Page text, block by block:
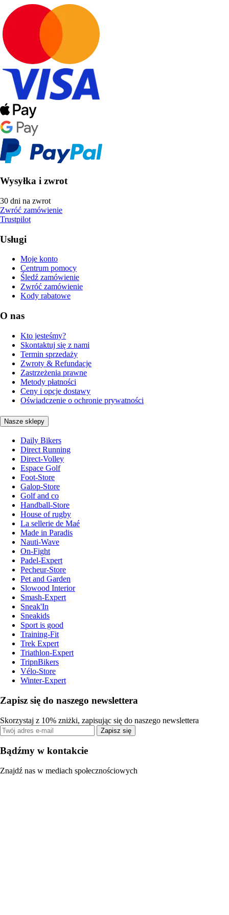
Wysyłka i zwrot
30 dni na zwrot
Zwróć zamówienie
Trustpilot
Usługi
Moje konto
Centrum pomocy
Śledź zamówienie
Zwróć zamówienie
Kody rabatowe
O nas
Kto jesteśmy?
Skontaktuj się z nami
Termin sprzedaży
Zwroty & Refundacje
Zastrzeżenia prawne
Metody płatności
Ceny i opcje dostawy
Oświadczenie o ochronie prywatności
Nasze sklepy
Daily Bikers
Direct Running
Direct-Volley
Espace Golf
Foot-Store
Galop-Store
Golf and co
Handball-Store
House of rugby
La sellerie de Maé
Made in Paradis
Nauti-Wave
On-Fight
Padel-Expert
Pecheur-Store
Pet and Garden
Slowood Interior
Smash-Expert
Sneak'In
Sneakids
Sport is good
Training-Fit
Trek Expert
Triathlon-Expert
TripnBikers
Vélo-Store
Winter-Expert
Zapisz się do naszego newslettera
Skorzystaj z 10% zniżki, zapisując się do naszego newslettera
Zapisz się
Bądźmy w kontakcie
Znajdź nas w mediach społecznościowych